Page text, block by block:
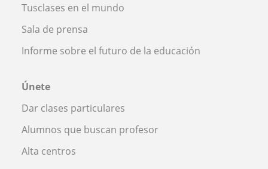
Tusclases en el mundo
Sala de prensa
Informe sobre el futuro de la educación
Únete
Dar clases particulares
Alumnos que buscan profesor
Alta centros